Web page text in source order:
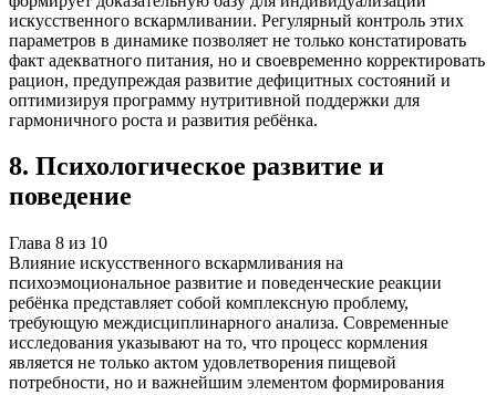
искусственного вскармливании. Регулярный контроль этих
параметров в динамике позволяет не только констатировать
факт адекватного питания, но и своевременно корректировать
рацион, предупреждая развитие дефицитных состояний и
оптимизируя программу нутритивной поддержки для
гармоничного роста и развития ребёнка.
8. Психологическое развитие и
поведение
Глава 8 из 10
Влияние искусственного вскармливания на
психоэмоциональное развитие и поведенческие реакции
ребёнка представляет собой комплексную проблему,
требующую междисциплинарного анализа. Современные
исследования указывают на то, что процесс кормления
является не только актом удовлетворения пищевой
потребности, но и важнейшим элементом формирования